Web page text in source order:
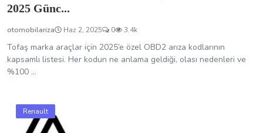
2025 Günc...
otomobilariza Haz 2, 2025 0 3.4k
Tofaş marka araçlar için 2025’e özel OBD2 arıza kodlarının
kapsamlı listesi. Her kodun ne anlama geldiği, olası nedenleri ve
%100 ...
Renault